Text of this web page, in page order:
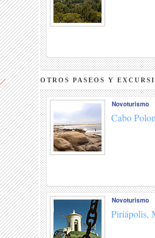
OTROS PASEOS Y
Novoturismo
Cabo
Novoturismo
Piriápolis,